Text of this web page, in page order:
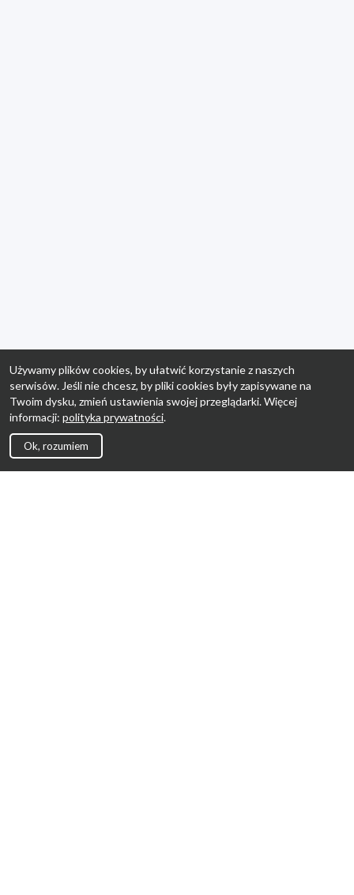
Używamy plików cookies, by ułatwić korzystanie z naszych
serwisów. Jeśli nie chcesz, by pliki cookies były zapisywane na
Twoim dysku, zmień ustawienia swojej przeglądarki. Więcej
informacji: polityka prywatności.
Ok, rozumiem